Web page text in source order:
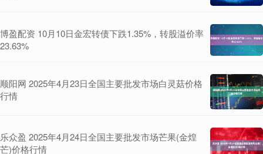
博盈配资 10月10日金宏转债下跌1.35%，转股溢价率
23.63%
顺阳网 2025年4月23日全国主要批发市场白灵菇价格
行情
乐众盈 2025年4月24日全国主要批发市场芒果(金煌
芒)价格行情